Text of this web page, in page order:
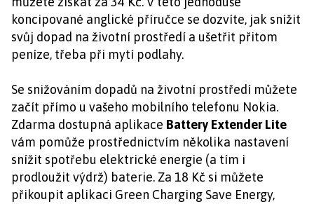
koncipované anglické příručce se dozvíte, jak snížit
svůj dopad na životní prostředí a ušetřit přitom
peníze, třeba při mytí podlahy.
Se snižováním dopadů na životní prostředí můžete
začít přímo u vašeho mobilního telefonu Nokia.
Zdarma dostupná aplikace Battery Extender Lite
vám pomůže prostřednictvím několika nastavení
snížit spotřebu elektrické energie (a tím i
prodloužit výdrž) baterie. Za 18 Kč si můžete
přikoupit aplikaci Green Charging Save Energy,